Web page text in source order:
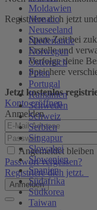
Moldawien
Monaco
Neuseeland
Niederlande
Norwegen
Österreich
Polen
Portugal
Rumänien
Schweden
Schweiz
Serbien
Singapur
Slowakei
Slowenien
Spanien
Südafrika
Südkorea
Taiwan
Registriere dich jetzt
Spare Zeit bei
Erstelle und
Verfolge deine
Speichere
Jetzt kostenlos
Konto eröffnen
Anmelden
Angemeldet bleiben
Passwort vergessen?
Registriere dich jetzt.
Anmelden